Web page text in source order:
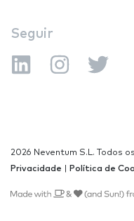
Seguir
2026 Neventum S.L. Todos
Privacidade
Política de